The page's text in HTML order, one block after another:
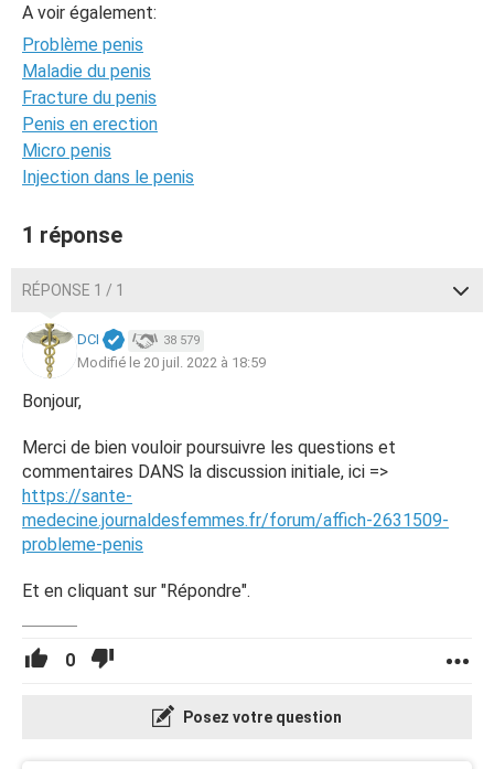
A voir également:
Problème penis
Maladie du penis
Fracture du penis
Penis en erection
Micro penis
Injection dans le penis
1 réponse
RÉPONSE 1 / 1
DCI 38 579
Modifié le 20 juil. 2022 à 18:59
Bonjour,
Merci de bien vouloir poursuivre les questions et
commentaires DANS la discussion initiale, ici =>
https://sante-
medecine.journaldesfemmes.fr/forum/affich-2631509-
probleme-penis
Et en cliquant sur "Répondre".
0
Posez votre question